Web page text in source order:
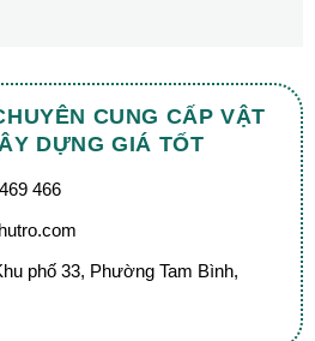
CUNG CẤP VẬT
DỰNG GIÁ TỐT
466
phố 33, Phường Tam Bình,